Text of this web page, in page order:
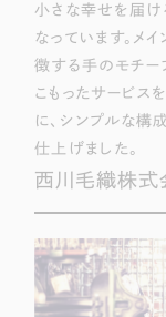
小さな幸せを届け
なっています。メ
徴する手のモチー
こもったサービスを
に、シンプルな構
仕上げました。
西川毛織株式